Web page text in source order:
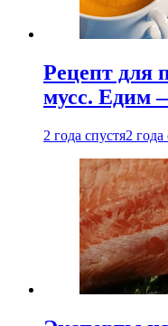
Рецепт для
мусс. Едим
2 года спустя2 года